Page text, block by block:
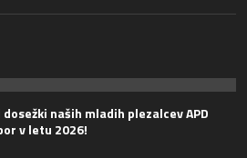
naših mladih plezalcev APD
v letu 2026!